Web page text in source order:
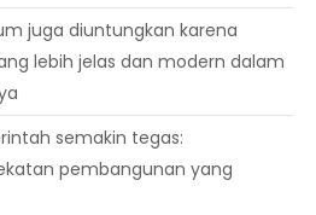
juga diuntungkan karena
lebih jelas dan modern dalam
semakin tegas:
pembangunan yang